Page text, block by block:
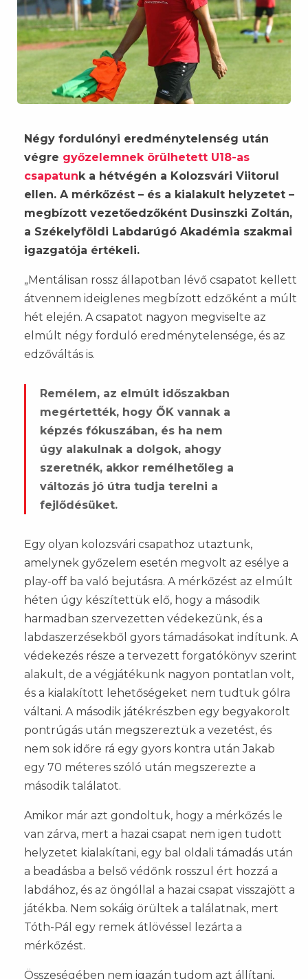
Négy fordulónyi eredménytelenség után
végre győzelemnek örülhetett U18-as
csapatun k a hétvégén a Kolozsvári Viitorul
ellen. A mérkőzést – és a kialakult helyzetet –
megbízott vezetőedzőként Dusinszki Zoltán,
a Székelyföldi Labdarúgó Akadémia szakmai
igazgatója értékeli.
„Mentálisan rossz állapotban lévő csapatot kellett
átvennem ideiglenes megbízott edzőként a múlt
hét elején. A csapatot nagyon megviselte az
elmúlt négy forduló eredménytelensége, és az
edzőváltás is.
Remélem, az elmúlt időszakban
megértették, hogy ŐK vannak a
képzés fókuszában, és ha nem
úgy alakulnak a dolgok, ahogy
szeretnék, akkor remélhetőleg a
változás jó útra tudja terelni a
fejlődésüket.
Egy olyan kolozsvári csapathoz utaztunk,
amelynek győzelem esetén megvolt az esélye a
play-off ba való bejutásra. A mérkőzést az elmúlt
héten úgy készítettük elő, hogy a második
harmadban szervezetten védekezünk, és a
labdaszerzésekből gyors támadásokat indítunk. A
védekezés része a tervezett forgatókönyv szerint
alakult, de a végjátékunk nagyon pontatlan volt,
és a kialakított lehetőségeket nem tudtuk gólra
váltani. A második játékrészben egy begyakorolt
pontrúgás után megszereztük a vezetést, és
nem sok időre rá egy gyors kontra után Jakab
egy 70 méteres szóló után megszerezte a
második találatot.
Amikor már azt gondoltuk, hogy a mérkőzés le
van zárva, mert a hazai csapat nem igen tudott
helyzetet kialakítani, egy bal oldali támadás után
a beadásba a belső védőnk rosszul ért hozzá a
labdához, és az öngóllal a hazai csapat visszajött a
játékba. Nem sokáig örültek a találatnak, mert
Tóth-Pál egy remek átlövéssel lezárta a
mérkőzést.
Összeségében nem igazán tudom azt állítani,